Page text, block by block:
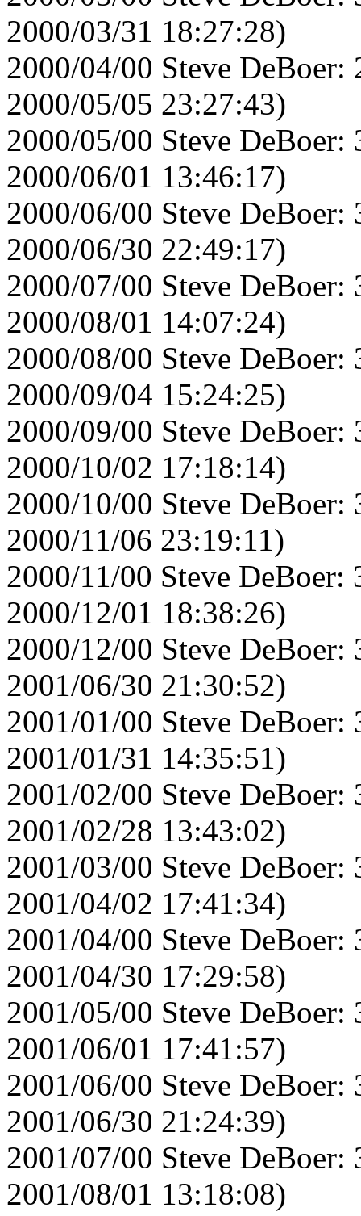
2000/03/31 18:27:28)
2000/04/00 Steve
2000/05/05 23:27:43)
2000/05/00 Steve
2000/06/01 13:46:17)
2000/06/00 Steve
2000/06/30 22:49:17)
2000/07/00 Steve
2000/08/01 14:07:24)
2000/08/00 Steve
2000/09/04 15:24:25)
2000/09/00 Steve
2000/10/02 17:18:14)
2000/10/00 Steve
2000/11/06 23:19:11)
2000/11/00 Steve
2000/12/01 18:38:26)
2000/12/00 Steve
2001/06/30 21:30:52)
2001/01/00 Steve
2001/01/31 14:35:51)
2001/02/00 Steve
2001/02/28 13:43:02)
2001/03/00 Steve
2001/04/02 17:41:34)
2001/04/00 Steve
2001/04/30 17:29:58)
2001/05/00 Steve
2001/06/01 17:41:57)
2001/06/00 Steve
2001/06/30 21:24:39)
2001/07/00 Steve
2001/08/01 13:18:08)